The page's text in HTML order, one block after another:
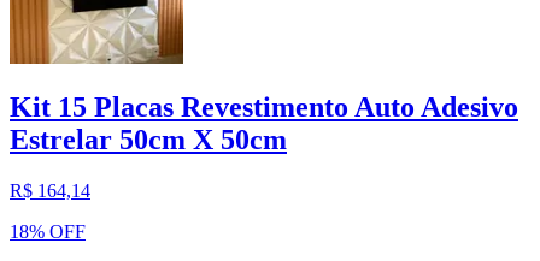
Kit 15 Placas Revestimento Auto Adesivo
Estrelar 50cm X 50cm
R$ 164,14
18% OFF